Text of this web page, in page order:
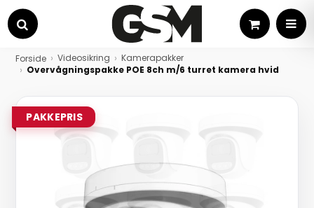
Søg
Kurv
Forside Videosikring
Kamerapakker
Overvågningspakke POE 8ch m/6 turret kamera hvid
PAKKEPRIS